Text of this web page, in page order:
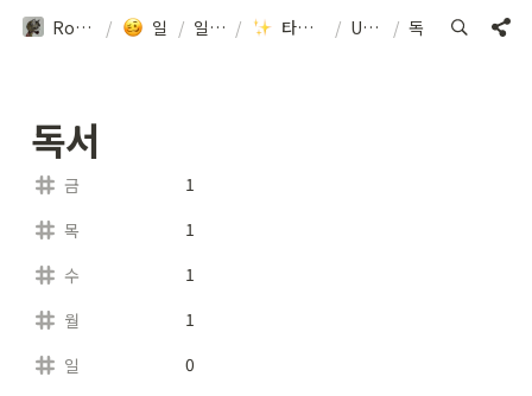
Roseline Blog / 일상(30)/ 일상(32) / 타임테이블 짜기 / Untitled /
독서
금
1
목
1
수
1
월
1
일
0